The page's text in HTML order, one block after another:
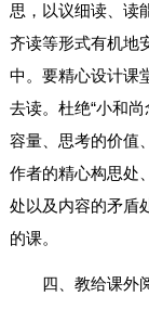
思，以议细读、读
齐读等形式有机地
中。要精心设计课
去读。杜绝“小和
容量、思考的价值
作者的精心构思处
处以及内容的矛盾
的课。
四、教给课外